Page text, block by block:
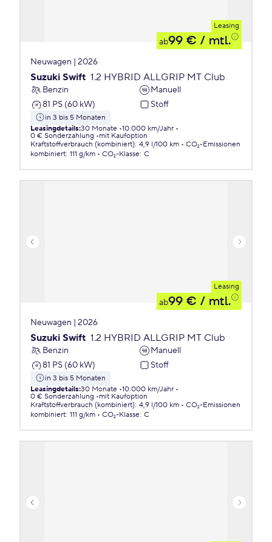
Leasing
ab99 € / mtl.
Neuwagen | 2026
Suzuki Swift 1.2 HYBRID ALLGRIP MT Club
Benzin
Manuell
81 PS (60 kW)
Stoff
in 3 bis 5 Monaten
Leasingdetails:30 Monate 10.000 km/Jahr
0 € Sonderzahlung
mit Kaufoption
Kraftstoffverbrauch (kombiniert): 4,9 l/100 km
CO₂-Emissionen
kombiniert: 111 g/km CO₂-Klasse: C
Leasing
ab99 € / mtl.
Neuwagen | 2026
Suzuki Swift 1.2 HYBRID ALLGRIP MT Club
Benzin
Manuell
81 PS (60 kW)
Stoff
in 3 bis 5 Monaten
Leasingdetails:30 Monate 10.000 km/Jahr
0 € Sonderzahlung
mit Kaufoption
Kraftstoffverbrauch (kombiniert): 4,9 l/100 km
CO₂-Emissionen
kombiniert: 111 g/km CO₂-Klasse: C